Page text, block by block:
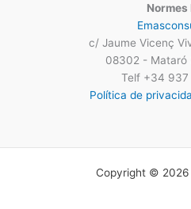
Normes
c/ Jaume Vicenç
08302 - Mataró
Telf +34 937
Política de
Copyright © 2026